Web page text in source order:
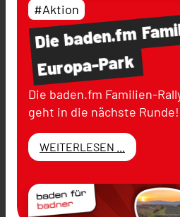
Diebaden.fm
Europa-Park
#Aktion
Die baden.fm Familien-
geht in die nächste
WEITERLESEN ...